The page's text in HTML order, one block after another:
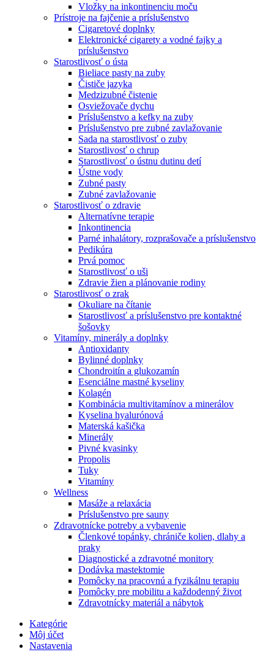
Vložky na inkontinenciu moču
Prístroje na fajčenie a príslušenstvo
Cigaretové doplnky
Elektronické cigarety a vodné fajky a
príslušenstvo
Starostlivosť o ústa
Bieliace pasty na zuby
Čističe jazyka
Medzizubné čistenie
Osviežovače dychu
Príslušenstvo a kefky na zuby
Príslušenstvo pre zubné zavlažovanie
Sada na starostlivosť o zuby
Starostlivosť o chrup
Starostlivosť o ústnu dutinu detí
Ústne vody
Zubné pasty
Zubné zavlažovanie
Starostlivosť o zdravie
Alternatívne terapie
Inkontinencia
Parné inhalátory, rozprašovače a príslušenstvo
Pedikúra
Prvá pomoc
Starostlivosť o uši
Zdravie žien a plánovanie rodiny
Starostlivosť o zrak
Okuliare na čítanie
Starostlivosť a príslušenstvo pre kontaktné
šošovky
Vitamíny, minerály a doplnky
Antioxidanty
Bylinné doplnky
Chondroitín a glukozamín
Esenciálne mastné kyseliny
Kolagén
Kombinácia multivitamínov a minerálov
Kyselina hyalurónová
Materská kašička
Minerály
Pivné kvasinky
Propolis
Tuky
Vitamíny
Wellness
Masáže a relaxácia
Príslušenstvo pre sauny
Zdravotnícke potreby a vybavenie
Členkové topánky, chrániče kolien, dlahy a
praky
Diagnostické a zdravotné monitory
Dodávka mastektomie
Pomôcky na pracovnú a fyzikálnu terapiu
Pomôcky pre mobilitu a každodenný život
Zdravotnícky materiál a nábytok
Kategórie
Môj účet
Nastavenia